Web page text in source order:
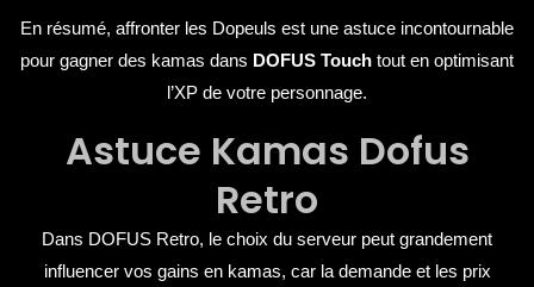
En résumé, affronter les Dopeuls est une astuce incontournable
pour gagner des kamas dans DOFUS Touch tout en optimisant
l’XP de votre personnage.
Astuce Kamas Dofus
Retro
Dans DOFUS Retro, le choix du serveur peut grandement
influencer vos gains en kamas, car la demande et les prix